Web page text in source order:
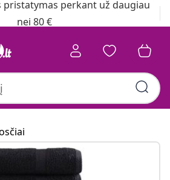
pristatymas perkant už daugiau
nei 80 €